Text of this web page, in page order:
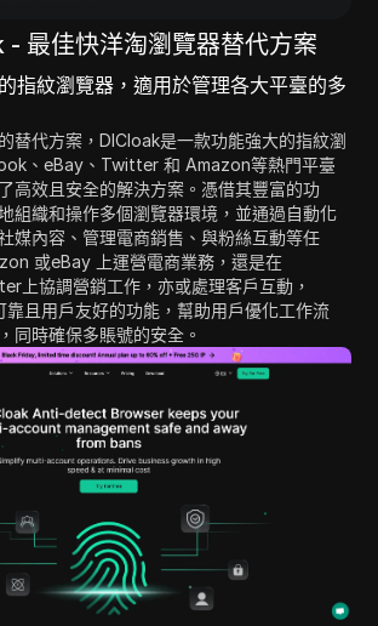
- 最佳快洋淘瀏覽器替代方案
指紋瀏覽器，適用於管理各大平臺的多
替代方案，DICloak是一款功能強大的指紋瀏
、eBay、Twitter 和 Amazon等熱門平臺
高效且安全的解決方案。憑借其豐富的功
組織和操作多個瀏覽器環境，並通過自動化
媒內容、管理電商銷售、與粉絲互動等任
或eBay 上運營電商業務，還是在
上協調營銷工作，亦或處理客戶互動，
靠且用戶友好的功能，幫助用戶優化工作流
同時確保多賬號的安全。